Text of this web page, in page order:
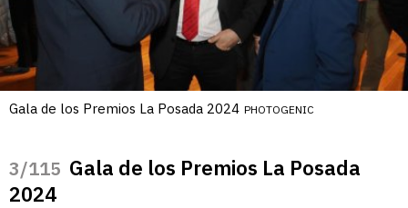
Gala de los Premios La Posada 2024 PHOTOGENIC
/115 Gala de los Premios La Posada
2024